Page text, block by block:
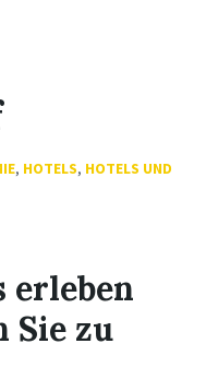
, HOTELS, HOTELS UND
erleben
Sie zu